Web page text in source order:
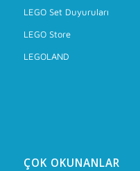
LEGO Set Duyuruları
LEGO Store
LEGOLAND
ÇOK OKUNANLAR